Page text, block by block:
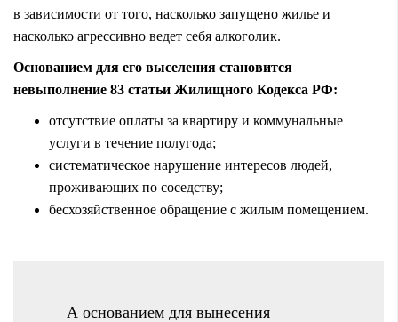
в зависимости от того, насколько запущено жилье и
насколько агрессивно ведет себя алкоголик.
Основанием для его выселения становится
невыполнение 83 статьи Жилищного Кодекса РФ:
отсутствие оплаты за квартиру и коммунальные
услуги в течение полугода;
систематическое нарушение интересов людей,
проживающих по соседству;
бесхозяйственное обращение с жилым помещением.
А основанием для вынесения